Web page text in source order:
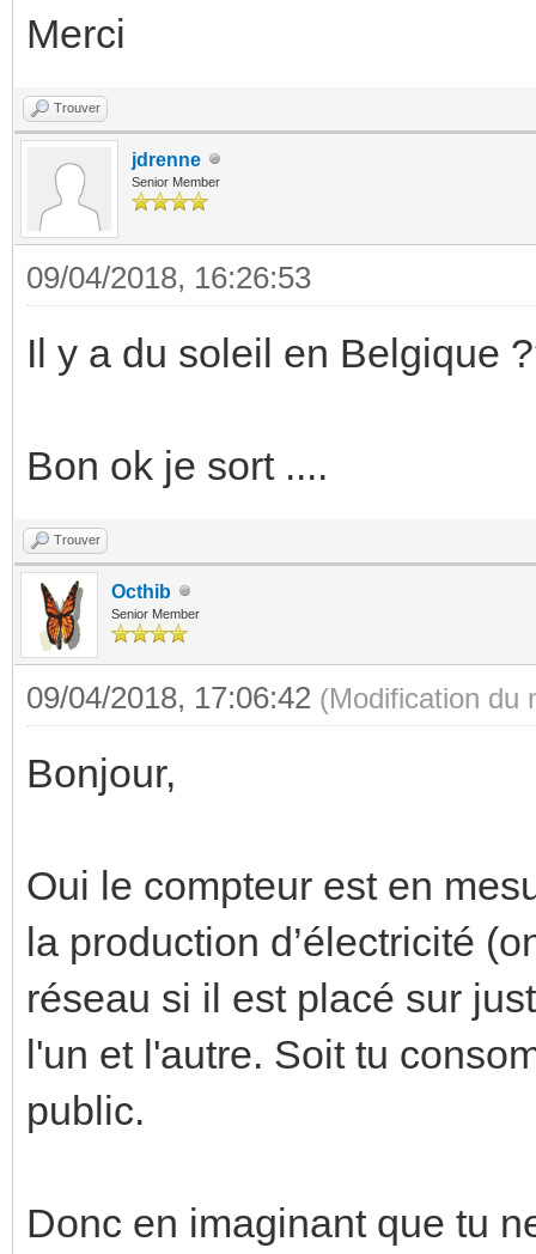
Merci
Trouver
jdrenne
Senior Member
09/04/2018, 16:26:53
Il y a du soleil en Belgique
Bon ok je sort ....
Trouver
Octhib
Senior Member
09/04/2018, 17:06:42 (Modification du
Bonjour,
Oui le compteur est en
la production d’électricité
réseau si il est placé sur
l'un et l'autre. Soit tu
public.
Donc en imaginant que tu